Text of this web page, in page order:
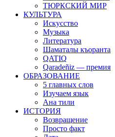
ТЮРКСКИЙ МИР
КУЛЬТУРА
Искусство
Музыка
Литература
Шаматалы къоранта
QATIQ
Qaradeñiz — премия
ОБРАЗОВАНИЕ
5 главных слов
Изучаем язык
Ана тили
ИСТОРИЯ
Возвращение
Просто факт